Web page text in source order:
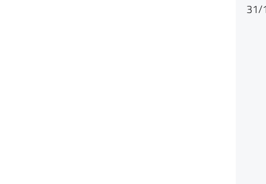
31/